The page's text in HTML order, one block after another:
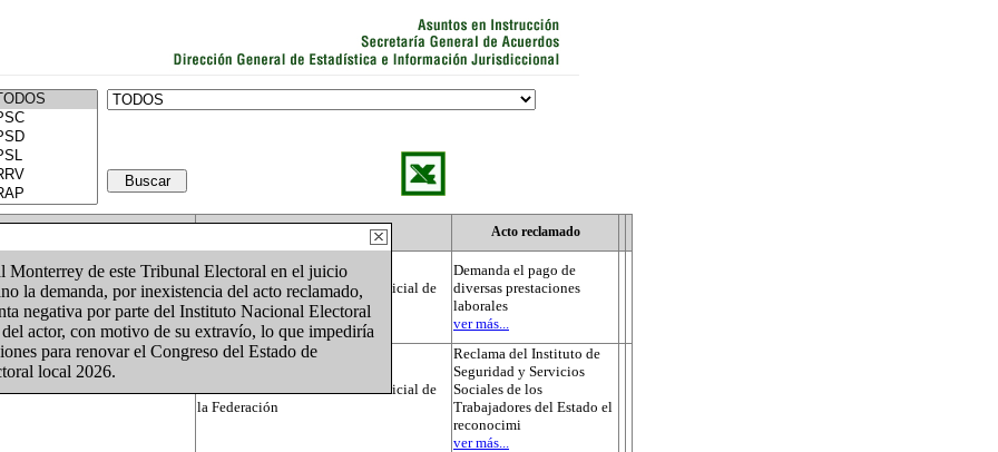
Monterrey de este Tribunal Electoral en el juicio
la demanda, por inexistencia del acto reclamado,
negativa por parte del Instituto Nacional Electoral
actor, con motivo de su extravío, lo que impediría
para renovar el Congreso del Estado de
local 2026.
Acto reclamado
Tribunal Electoral del Poder Judicial de
la Federación
Demanda el pago de
diversas prestaciones
laborales
ver más...
Tribunal Electoral del Poder Judicial de
la Federación
Reclama del Instituto de
Seguridad y Servicios
Sociales de los
Trabajadores del Estado el
reconocimi
ver más...